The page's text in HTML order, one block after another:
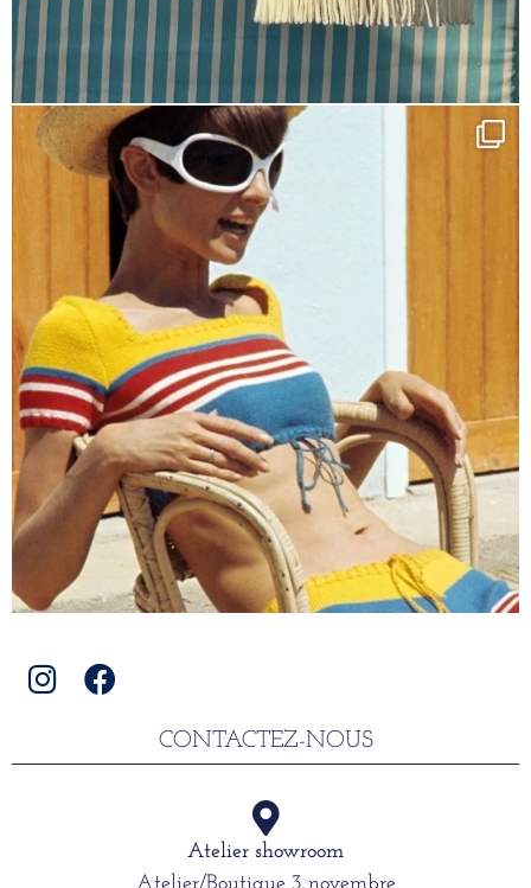
CONTACTEZ-NOUS
Atelier showroom
Atelier/Boutique 3 novembre